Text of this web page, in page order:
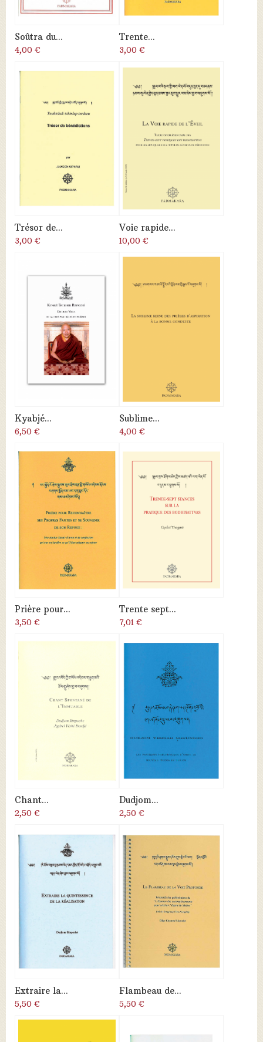
Soûtra du...
4,00 €
Trente...
3,00 €
Trésor de...
3,00 €
Voie rapide...
10,00 €
Kyabjé...
6,50 €
Sublime...
4,00 €
Prière pour...
3,50 €
Trente sept...
7,01 €
Chant...
2,50 €
Dudjom...
2,50 €
Extraire la...
5,50 €
Flambeau de...
5,50 €